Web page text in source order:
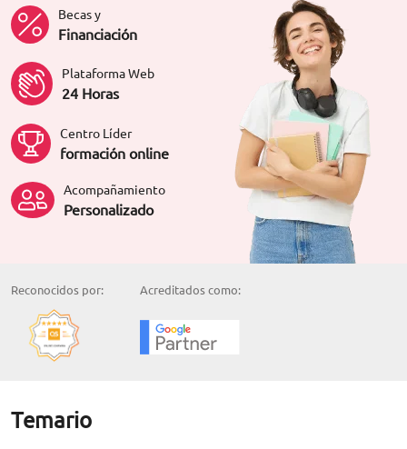
Becas y
Financiación
Plataforma Web
24 Horas
Centro Líder
formación online
Acompañamiento
Personalizado
Reconocidos por: Acreditados como:
Temario